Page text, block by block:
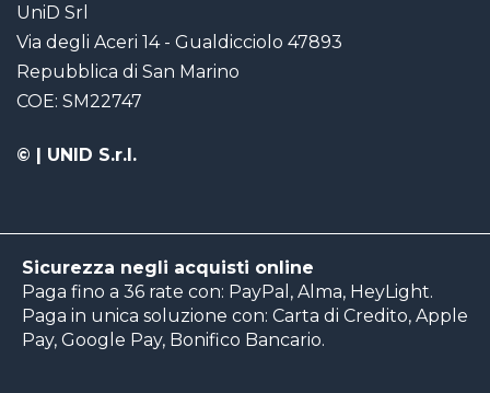
UniD Srl
Via degli Aceri 14 - Gualdicciolo 47893
Repubblica di San Marino
COE: SM22747
© | UNID S.r.l.
Sicurezza negli acquisti online
Paga fino a 36 rate con: PayPal, Alma, HeyLight.
Paga in unica soluzione con: Carta di Credito, Apple
Pay, Google Pay, Bonifico Bancario.